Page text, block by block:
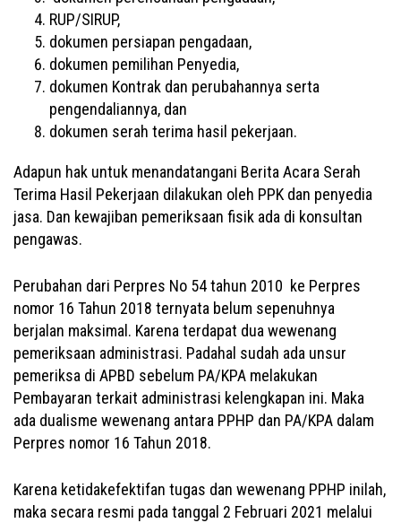
RUP/SIRUP,
dokumen persiapan pengadaan,
dokumen pemilihan Penyedia,
dokumen Kontrak dan perubahannya serta
pengendaliannya, dan
dokumen serah terima hasil pekerjaan.
Adapun hak untuk menandatangani Berita Acara Serah
Terima Hasil Pekerjaan dilakukan oleh PPK dan penyedia
jasa. Dan kewajiban pemeriksaan fisik ada di konsultan
pengawas.
Perubahan dari Perpres No 54 tahun 2010 ke Perpres
nomor 16 Tahun 2018 ternyata belum sepenuhnya
berjalan maksimal. Karena terdapat dua wewenang
pemeriksaan administrasi. Padahal sudah ada unsur
pemeriksa di APBD sebelum PA/KPA melakukan
Pembayaran terkait administrasi kelengkapan ini. Maka
ada dualisme wewenang antara PPHP dan PA/KPA dalam
Perpres nomor 16 Tahun 2018.
Karena ketidakefektifan tugas dan wewenang PPHP inilah,
maka secara resmi pada tanggal 2 Februari 2021 melalui